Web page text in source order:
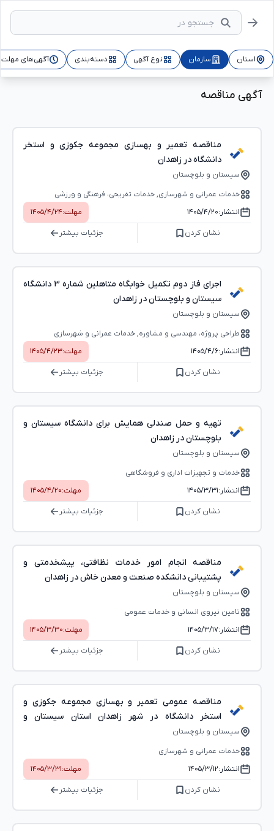
استان سازمان نوع آگهی دسته‌بندی آگهی‌های
آگهی مناقصه
مناقصه تعمیر و بهسازی مجموعه جکوزی و استخر
دانشگاه در زاهدان
سیستان و بلوچستان
خدمات عمرانی و شهرسازی, خدمات تفریحی، فرهنگی و ورزشی
انتشار:۱۴۰۵/۴/۲۰ مهلت:۱۴۰۵/۴/۲۴
نشان کردن جزئیات بیشتر
اجرای فاز دوم تکمیل خوابگاه متاهلین شماره 3 دانشگاه
سیستان و بلوچستان در زاهدان
سیستان و بلوچستان
طراحی پروژه، مهندسی و مشاوره, خدمات عمرانی و شهرسازی
انتشار:۱۴۰۵/۴/۶ مهلت:۱۴۰۵/۴/۲۳
نشان کردن جزئیات بیشتر
تهیه و حمل صندلی همایش برای دانشگاه سیستان و
بلوچستان در زاهدان
سیستان و بلوچستان
خدمات و تجهیزات اداری و فروشگاهی
انتشار:۱۴۰۵/۳/۳۱ مهلت:۱۴۰۵/۴/۲۰
نشان کردن جزئیات بیشتر
مناقصه انجام امور خدمات نظافتی، پیشخدمتی و
پشتیبانی دانشکده صنعت و معدن خاش در زاهدان
سیستان و بلوچستان
تامین نیروی انسانی و خدمات عمومی
انتشار:۱۴۰۵/۳/۱۷ مهلت:۱۴۰۵/۳/۳۰
نشان کردن جزئیات بیشتر
مناقصه عمومی تعمیر و بهسازی مجموعه جکوزی و
استخر دانشگاه در شهر زاهدان استان سیستان و
بلوچستان
سیستان و بلوچستان
خدمات عمرانی و شهرسازی
انتشار:۱۴۰۵/۳/۱۲ مهلت:۱۴۰۵/۳/۳۱
نشان کردن جزئیات بیشتر